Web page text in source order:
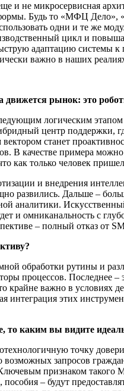
и не микросервисная
Будь то «МФЦ
одни и те же
цикл и
адаптацию
важно в наших
рынок: это
логическим
центр поддержки,
станет
В качестве примера
как только человек
и внедрения
развились. Дальше –
и омниканальность с
– полный отказ от
обработки рутины и
процессов.
крайне важно в
этих
то каким вы видите
точку
возможных запросов
Ключевым признаком
– будут